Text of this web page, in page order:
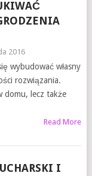
2016
wybudować własny
rozwiązania.
domu, lecz także
Read More
I